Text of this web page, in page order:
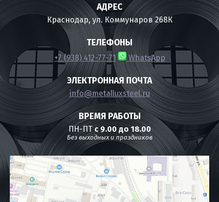
АДРЕС
Краснодар, ул. Коммунаров 268К
ТЕЛЕФОНЫ
+7 (938) 412-77-71 WhatsApp
ЭЛЕКТРОННАЯ ПОЧТА
info@metalluxsteel.ru
ВРЕМЯ РАБОТЫ
ПН-ПТс 9.00 до 18.00
Без выходных и праздников